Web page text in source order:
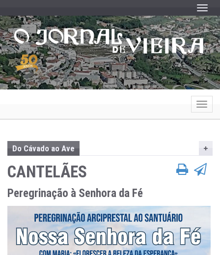
Do Cávado ao Ave
CANTELÃES
Peregrinação à Senhora da Fé